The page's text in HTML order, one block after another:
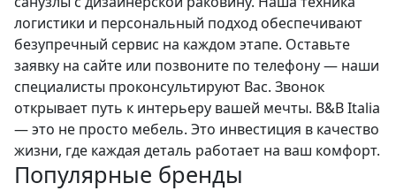
логистики и персональный подход обеспечивают
безупречный сервис на каждом этапе. Оставьте
заявку на сайте или позвоните по телефону — наши
специалисты проконсультируют Вас. Звонок
открывает путь к интерьеру вашей мечты. B&B Italia
— это не просто мебель. Это инвестиция в качество
жизни, где каждая деталь работает на ваш комфорт.
Популярные бренды